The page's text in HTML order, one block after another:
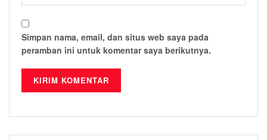
Simpan nama, email, dan situs web saya pada
peramban ini untuk komentar saya berikutnya.